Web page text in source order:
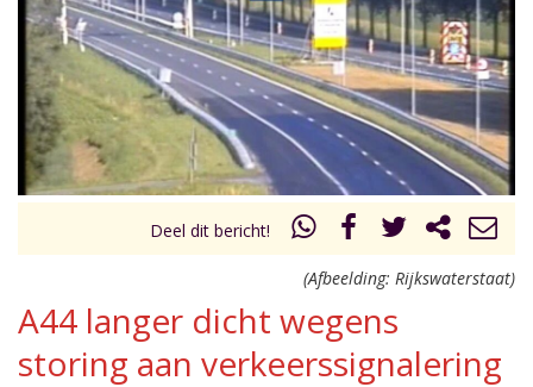
12.00 - 18.00 uur
Vorig uur
uur 1 van 0 Volgend uur
Inklappen
Deel dit bericht!
(Afbeelding: Rijkswaterstaat)
A44 langer dicht wegens
storing aan verkeerssignalering